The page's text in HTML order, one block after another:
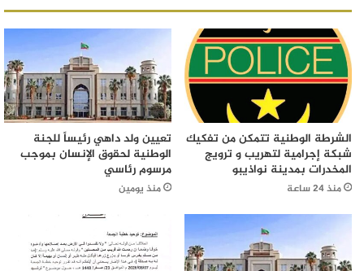
الشرطة الوطنية تتمكن من تفكيك
شبكة إجرامية لتهريب و ترويج
المخدرات بمدينة نواذيبو
منذ 24 ساعة
تعيين ولد داهي رئيساً للجنة
الوطنية لحقوق الإنسان بموجب
مرسوم رئاسي
منذ يومين